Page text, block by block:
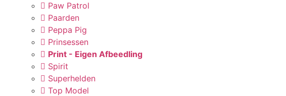
Paw Patrol
Paarden
Peppa Pig
Prinsessen
Print - Eigen Afbeedling
Spirit
Superhelden
Top Model